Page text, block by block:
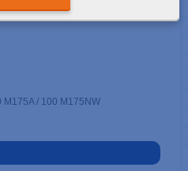
/ 100 M175NW